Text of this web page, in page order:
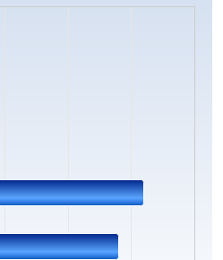
Data ranges from 0 to 16.